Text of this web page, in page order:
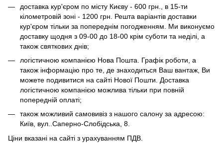
доставка кур'єром по місту Києву - 600 грн., в 15-ти
кілометровій зоні - 1200 грн. Решта варіантів доставки
кур'єром тільки за попереднім погодженням. Ми виконуємо
доставку щодня з 09-00 до 18-00 крім суботи та неділі, а
також святкових днів;
логістичною компанією Нова Пошта. Графік роботи, а
також інформацію про те, де знаходиться Ваш вантаж, Ви
можете подивитися на сайті Нової Пошти. Доставка
логістичною компанією можлива тільки при повній
попередній оплаті;
також можливий самовивіз з нашого салону за адресою:
Київ, вул..Саперно-Слобідська, 8.
Ціни вказані на сайті з урахуванням ПДВ.